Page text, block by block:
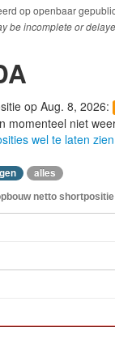
op openbaar
be incomplete or
op Aug. 8, 2026:
momenteel niet
wel te laten zien
alles
netto